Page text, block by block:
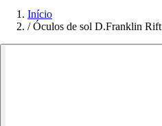
Início
/ Óculos de sol D.Franklin Rift